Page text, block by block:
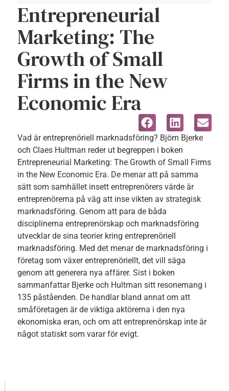
Entrepreneurial
Marketing: The
Growth of Small
Firms in the New
Economic Era
Vad är entreprenöriell marknadsföring? Björn Bjerke
och Claes Hultman reder ut begreppen i boken
Entrepreneurial Marketing: The Growth of Small Firms
in the New Economic Era. De menar att på samma
sätt som samhället insett entreprenörers värde är
entreprenörerna på väg att inse vikten av strategisk
marknadsföring. Genom att para de båda
disciplinerna entreprenörskap och marknadsföring
utvecklar de sina teorier kring entreprenöriell
marknadsföring. Med det menar de marknadsföring i
företag som växer entreprenöriellt, det vill säga
genom att generera nya affärer. Sist i boken
sammanfattar Bjerke och Hultman sitt resonemang i
135 påståenden. De handlar bland annat om att
småföretagen är de viktiga aktörerna i den nya
ekonomiska eran, och om att entreprenörskap inte är
något statiskt som varar för evigt.